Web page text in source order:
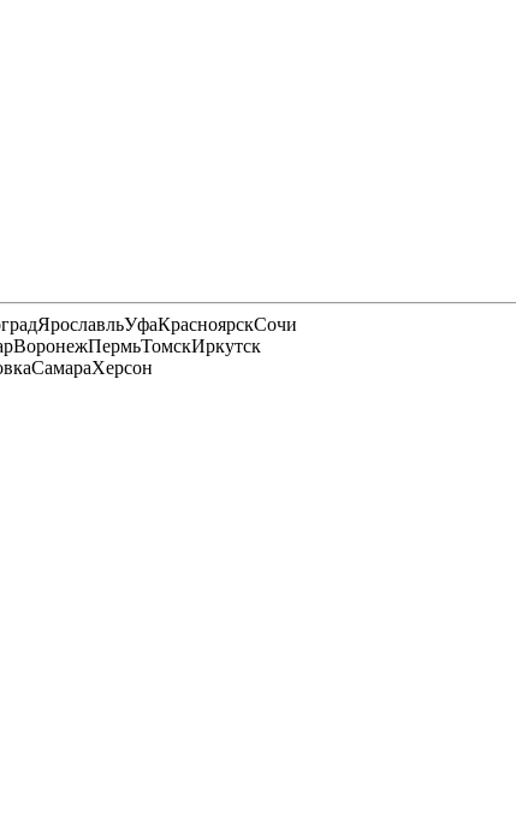
ЯрославльУфаКрасноярскСочи
ВоронежПермьТомскИркутск
СамараХерсон